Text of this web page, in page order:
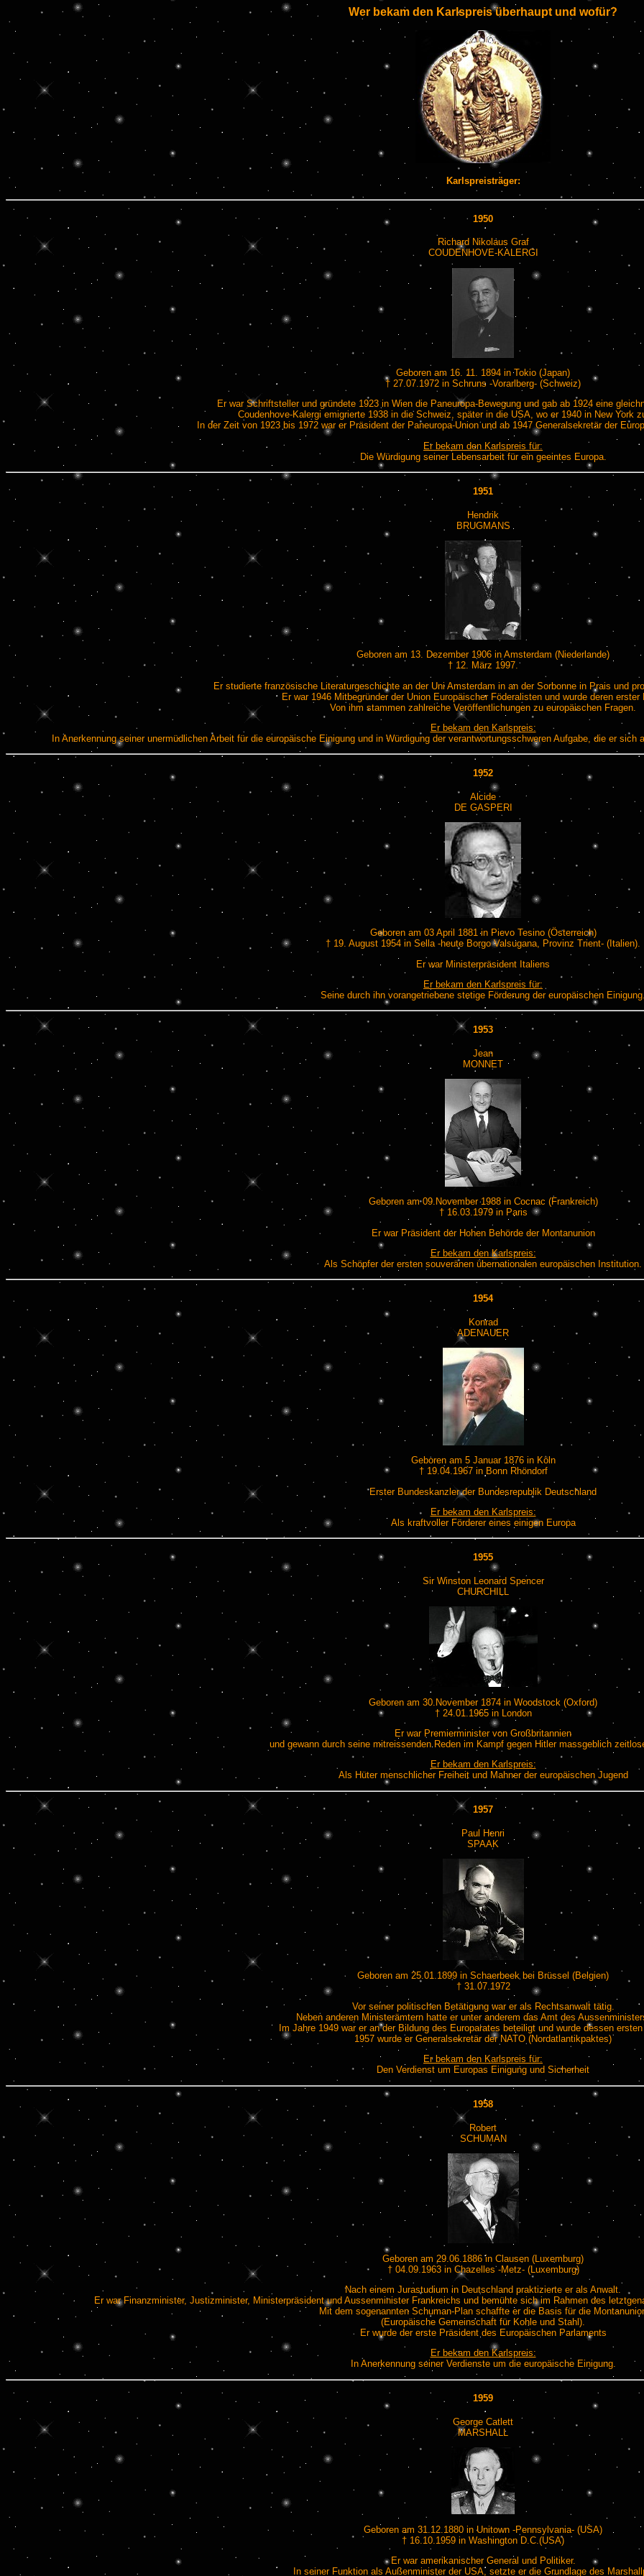
Wer bekam den Karlspreis überhaupt und wofür?
Karlspreisträger:
1950
Richard Nikolaus Graf
COUDENHOVE-KALERGI
Geboren am 16. 11. 1894 in Tokio (Japan)
† 27.07.1972 in Schruns -Vorarlberg- (Schweiz)
Er war Schriftsteller und gründete 1923 in Wien die Paneuropa-Bewegung und gab ab 1924 eine
Coudenhove-Kalergi emigrierte 1938 in die Schweiz, später in die USA, wo er 1940 in New York
In der Zeit von 1923 bis 1972 war er Präsident der Paneuropa-Union und ab 1947 Generalsekretär der
Er bekam den Karlspreis für:
Die Würdigung seiner Lebensarbeit für ein geeintes Europa.
1951
Hendrik
BRUGMANS
Geboren am 13. Dezember 1906 in Amsterdam (Niederlande)
† 12. März 1997.
Er studierte französische Literaturgeschichte an der Uni Amsterdam in an der Sorbonne in Prais und
Er war 1946 Mitbegründer der Union Europäischer Föderalisten und wurde deren erster
Von ihm stammen zahlreiche Veröffentlichungen zu europäischen Fragen.
Er bekam den Karlspreis:
In Anerkennung seiner unermüdlichen Arbeit für die europäische Einigung und in Würdigung der verantwortungsschweren Aufgabe, die er
1952
Alcide
DE GASPERI
Geboren am 03 April 1881 in Pievo Tesino (Österreich)
† 19. August 1954 in Sella -heute Borgo Valsugana, Provinz Trient- (Italien).
Er war Ministerpräsident Italiens
Er bekam den Karlspreis für:
Seine durch ihn vorangetriebene stetige Förderung der europäischen
1953
Jean
MONNET
Geboren am 09.November 1988 in Cocnac (Frankreich)
† 16.03.1979 in Paris
Er war Präsident der Hohen Behörde der Montanunion
Er bekam den Karlspreis:
Als Schöpfer der ersten souveränen übernationalen europäischen Institution.
1954
Konrad
ADENAUER
Geboren am 5 Januar 1876 in Köln
† 19.04.1967 in Bonn Rhöndorf
Erster Bundeskanzler der Bundesrepublik Deutschland
Er bekam den Karlspreis:
Als kraftvoller Förderer eines einigen Europa
1955
Sir Winston Leonard Spencer
CHURCHILL
Geboren am 30.November 1874 in Woodstock (Oxford)
† 24.01.1965 in London
Er war Premierminister von Großbritannien
und gewann durch seine mitreissenden Reden im Kampf gegen Hitler massgeblich
Er bekam den Karlspreis:
Als Hüter menschlicher Freiheit und Mahner der europäischen Jugend
1957
Paul Henri
SPAAK
Geboren am 25.01.1899 in Schaerbeek bei Brüssel (Belgien)
† 31.07.1972
Vor seiner politischen Betätigung war er als Rechtsanwalt tätig.
Neben anderen Ministerämtern hatte er unter anderem das Amt des
Im Jahre 1949 war er an der Bildung des Europarates beteiligt und wurde dessen
1957 wurde er Generalsekretär der NATO (Nordatlantikpaktes)
Er bekam den Karlspreis für:
Den Verdienst um Europas Einigung und Sicherheit
1958
Robert
SCHUMAN
Geboren am 29.06.1886 in Clausen (Luxemburg)
† 04.09.1963 in Chazelles -Metz- (Luxemburg)
Nach einem Jurastudium in Deutschland praktizierte er als Anwalt.
Er war Finanzminister, Justizminister, Ministerpräsident und Aussenminister Frankreichs und bemühte sich im Rahmen des
Mit dem sogenannten Schuman-Plan schaffte er die Basis für die
(Europäische Gemeinschaft für Kohle und Stahl).
Er wurde der erste Präsident des Europäischen Parlaments
Er bekam den Karlspreis:
In Anerkennung seiner Verdienste um die europäische Einigung.
1959
George Catlett
MARSHALL
Geboren am 31.12.1880 in Unitown -Pennsylvania- (USA)
† 16.10.1959 in Washington D.C.(USA)
Er war amerikanischer General und Politiker.
In seiner Funktion als Außenminister der USA, setzte er die Grundlage des